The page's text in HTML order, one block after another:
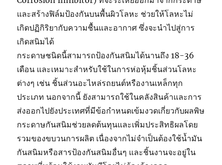
และสร้างฟิล์มป้องกันบนพื้นผิวโลหะ ช่วยให้โลหะไม่
เกิดปฏิกิริยากับความชื้นและอากาศ ซึ่งจะนำไปสู่การ
เกิดสนิมได้
กระดาษชนิดนี้สามารถป้องกันสนิมได้นานถึง 18-36
เดือน และเหมาะสำหรับใช้ในการห่อหุ้มชิ้นส่วนโลหะ
ต่างๆ เช่น ชิ้นส่วนอะไหล่รถยนต์หรืองานเหล็กทุก
ประเภท นอกจากนี้ ยังสามารถใช้ในคลังสินค้าและการ
ส่งออกไปยังประเทศที่มีข้อกำหนดเข้มงวดเกี่ยวกับผลพิษ
กระดาษกันสนิมช่วยลดต้นทุนและเพิ่มประสิทธิผลโดย
รวมของขบวนการผลิต เนื่องจากไม่จำเป็นต้องใช้น้ำมัน
กันสนิมหรือสารป้องกันสนิมอื่นๆ และชิ้นงานจะอยู่ใน